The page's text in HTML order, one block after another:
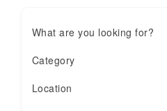
What are you looking for?
Category
Location